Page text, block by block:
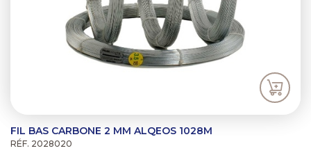
FIL BAS CARBONE 2 MM ALQEOS 1028M
RÉF. 2028020